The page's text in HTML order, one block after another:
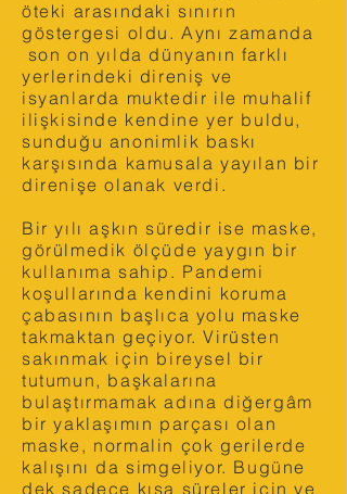
öteki arasındaki sınırın
göstergesi oldu. Aynı zamanda
son on yılda dünyanın farklı
yerlerindeki direniş ve
isyanlarda muktedir ile muhalif
ilişkisinde kendine yer buldu,
sunduğu anonimlik baskı
karşısında kamusala yayılan bir
direnişe olanak verdi.
Bir yılı aşkın süredir ise maske,
görülmedik ölçüde yaygın bir
kullanıma sahip. Pandemi
koşullarında kendini koruma
çabasının başlıca yolu maske
takmaktan geçiyor. Virüsten
sakınmak için bireysel bir
tutumun, başkalarına
bulaştırmamak adına diğergâm
bir yaklaşımın parçası olan
maske, normalin çok gerilerde
kalışını da simgeliyor. Bugüne
dek sadece kısa süreler için ve